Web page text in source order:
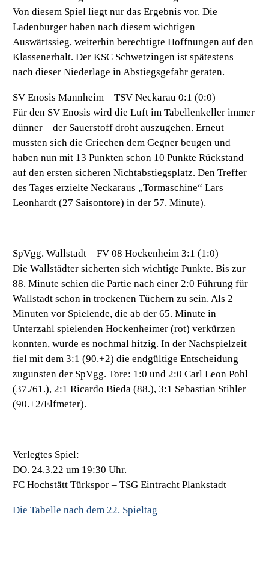
Von diesem Spiel liegt nur das Ergebnis vor. Die
Ladenburger haben nach diesem wichtigen
Auswärtssieg, weiterhin berechtigte Hoffnungen auf den
Klassenerhalt. Der KSC Schwetzingen ist spätestens
nach dieser Niederlage in Abstiegsgefahr geraten.
SV Enosis Mannheim – TSV Neckarau 0:1 (0:0)
Für den SV Enosis wird die Luft im Tabellenkeller immer
dünner – der Sauerstoff droht auszugehen. Erneut
mussten sich die Griechen dem Gegner beugen und
haben nun mit 13 Punkten schon 10 Punkte Rückstand
auf den ersten sicheren Nichtabstiegsplatz. Den Treffer
des Tages erzielte Neckaraus „Tormaschine“ Lars
Leonhardt (27 Saisontore) in der 57. Minute).
SpVgg. Wallstadt – FV 08 Hockenheim 3:1 (1:0)
Die Wallstädter sicherten sich wichtige Punkte. Bis zur
88. Minute schien die Partie nach einer 2:0 Führung für
Wallstadt schon in trockenen Tüchern zu sein. Als 2
Minuten vor Spielende, die ab der 65. Minute in
Unterzahl spielenden Hockenheimer (rot) verkürzen
konnten, wurde es nochmal hitzig. In der Nachspielzeit
fiel mit dem 3:1 (90.+2) die endgültige Entscheidung
zugunsten der SpVgg. Tore: 1:0 und 2:0 Carl Leon Pohl
(37./61.), 2:1 Ricardo Bieda (88.), 3:1 Sebastian Stihler
(90.+2/Elfmeter).
Verlegtes Spiel:
DO. 24.3.22 um 19:30 Uhr.
FC Hochstätt Türkspor – TSG Eintracht Plankstadt
Die Tabelle nach dem 22. Spieltag